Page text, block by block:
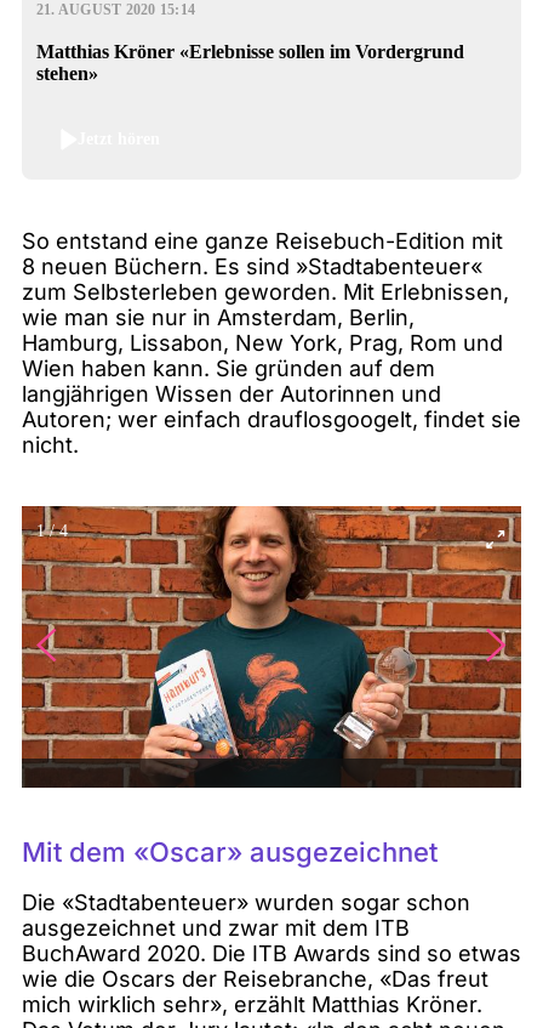
21. AUGUST 2020 15:14
Matthias Kröner «Erlebnisse sollen im Vordergrund
stehen»
So entstand eine ganze Reisebuch-Edition mit
8 neuen Büchern. Es sind »Stadtabenteuer«
zum Selbsterleben geworden. Mit Erlebnissen,
wie man sie nur in Amsterdam, Berlin,
Hamburg, Lissabon, New York, Prag, Rom und
Wien haben kann. Sie gründen auf dem
langjährigen Wissen der Autorinnen und
Autoren; wer einfach drauflosgoogelt, findet sie
nicht.
1/4
Mit dem «Oscar» ausgezeichnet
Die «Stadtabenteuer» wurden sogar schon
ausgezeichnet und zwar mit dem ITB
BuchAward 2020. Die ITB Awards sind so etwas
wie die Oscars der Reisebranche, «Das freut
mich wirklich sehr», erzählt Matthias Kröner.